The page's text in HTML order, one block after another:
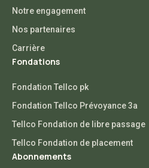
Notre engagement
Nos partenaires
Carrière
Fondations
Fondation Tellco pk
Fondation Tellco Prévoyance 3a
Tellco Fondation de libre passage
Tellco Fondation de placement
Abonnements